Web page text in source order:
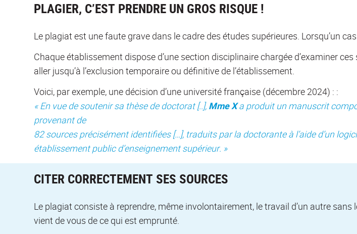
PLAGIER, C’EST PRENDRE UN GROS RISQUE !
Le plagiat est une faute grave dans le cadre des études supérieures. Lorsqu’un
Chaque établissement dispose d’une section disciplinaire chargée d’examiner
aller jusqu’à l’exclusion temporaire ou définitive de l’établissement.
Voici, par exemple, une décision d’une université française (décembre 2024) : :
« En vue de soutenir sa thèse de doctorat [..], Mme Xa produit un manuscrit
provenant de
82 sources précisément identifiées […], traduits par la doctorante à l’aide d’un
établissement public d’enseignement supérieur. »
CITER CORRECTEMENT SES SOURCES
Le plagiat consiste à reprendre, même involontairement, le travail d’un autre
vient de vous de ce qui est emprunté.